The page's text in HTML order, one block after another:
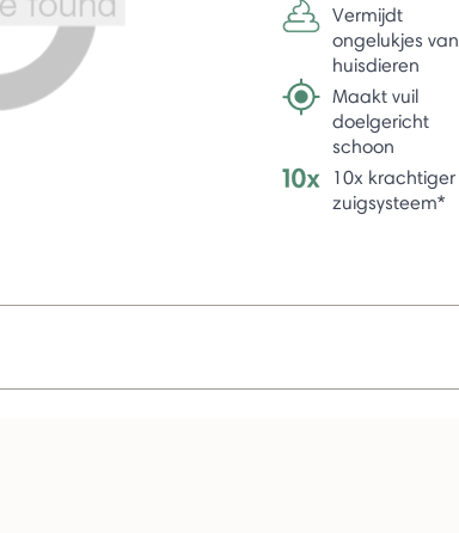
Vermijdt
ongelukjes van
huisdieren
Maakt vuil
doelgericht
schoon
10x krachtiger
zuigsysteem*